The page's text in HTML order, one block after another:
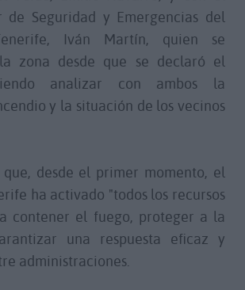
de Seguridad y Emergencias del
Iván Martín, quien se
zona desde que se declaró el
analizar con ambos la
y la situación de los vecinos
desde el primer momento, el
ha activado "todos los recursos
contener el fuego, proteger a la
una respuesta eficaz y
administraciones.